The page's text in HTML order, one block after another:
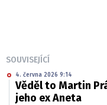
SOUVISEJÍCÍ
4. června 2026 9:14
Věděl to Martin
jeho ex Aneta